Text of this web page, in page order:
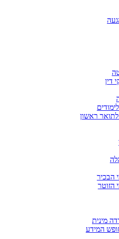
דין
לתואר ראשון
הבכיר
הזוטר
מינית
המידע